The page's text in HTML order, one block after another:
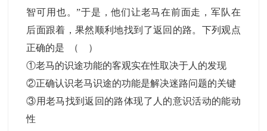
智可用也。”于是，他们让老马在前面走，军队在
后面跟着，果然顺利地找到了返回的路。下列观点
正确的是 （ ）
①老马的识途功能的客观实在性取决于人的发现
②正确认识老马识途的功能是解决迷路问题的关键
③用老马找到返回的路体现了人的意识活动的能动
性